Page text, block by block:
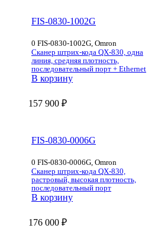
FIS-0830-1002G
0 FIS-0830-1002G, Omron
Сканер штрих-кода QX-830, одна
линия, средняя плотность,
последовательный порт + Ethernet
В корзину
157 900 ₽
FIS-0830-0006G
0 FIS-0830-0006G, Omron
Сканер штрих-кода QX-830,
растровый, высокая плотность,
последовательный порт
В корзину
176 000 ₽